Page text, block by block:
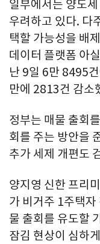
일부에서는 양도
우려하고 있다. 다
택할 가능성을 배
데이터 플랫폼 아
난 9일 6만 8495
만에 2813건 감소
정부는 매물 출회
회를 주는 방안을
추가 세제 개편도
양지영 신한 프리
가 비거주 1주택자
물 출회를 유도할
잠김 현상이 심하